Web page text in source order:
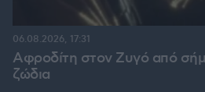
Αφροδίτη στον Ζυγό από
ζώδια
06.08.2026, 17:31